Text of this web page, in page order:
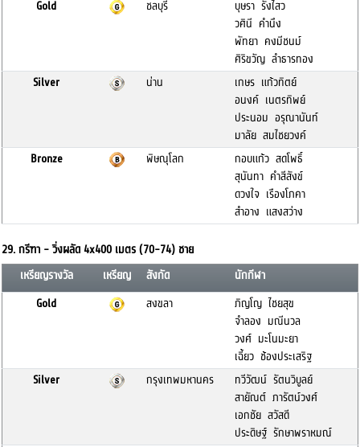
Gold ชลบุรี
บุษรา รังไสว
วศินี คำนึง
พัทยา คงมีชนม์
ศิริขวัญ ลำธารทอง
Silver
น่าน
เกษร แก้วทิตย์
อนงค์ เนตรทิพย์
ประนอม อรุณานันท์
มาลัย สมไชยวงค์
Bronze
พิษณุโลก
กอบแก้ว สดโพธิ์
สุนันทา คำสีสังข์
ดวงใจ เรืองโภคา
สำอาง แสงสว่าง
29. กรีฑา - วิ่งผลัด 4x400 เมตร (70-74) ชาย
เหรียญรางวัล
เหรียญ สังกัด
นักกีฬา
Gold
สงขลา
ภิญโญ ไชยสุข
จำลอง มณีนวล
วงศ์ มะโนมะยา
เฉี้ยว ช้องประเสริฐ
Silver
กรุงเทพมหานคร
ทวีวัฒน์ รัตนวิบูลย์
สายัณต์ ภารัตน์วงศ์
เอกชัย สวัสดี
ประดิษฐ์ รักษาพราหมณ์